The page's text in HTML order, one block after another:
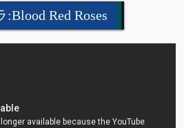
Red Roses